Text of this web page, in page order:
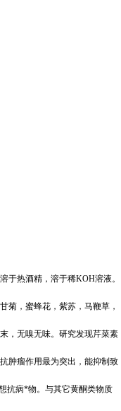
于热酒精，溶于稀KOH溶液。
菊，蜜蜂花，紫苏，马鞭草，
，无嗅无味。研究发现芹菜素
肿瘤作用最为突出，能抑制致
抗病*物。与其它黄酮类物质